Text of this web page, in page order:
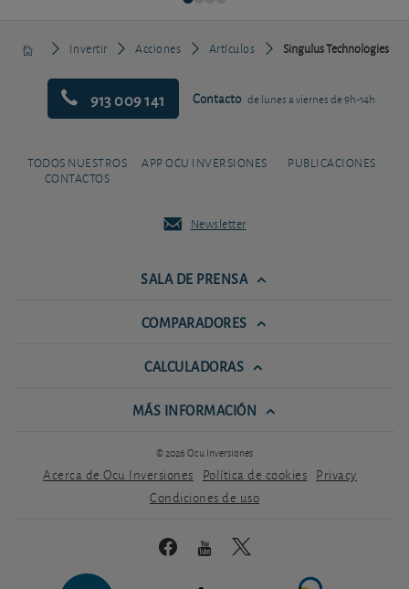
Invertir Acciones Artículos Singulus Technologies
913 009 141 Contacto de lunes a viernes de 9h-14h
TODOS NUESTROS
CONTACTOS
APP OCU INVERSIONES PUBLICACIONES
Newsletter
SALA DE PRENSA
COMPARADORES
CALCULADORAS
MÁS INFORMACIÓN
© 2026 Ocu Inversiones
Acerca de Ocu Inversiones Política de cookies Privacy
Condiciones de uso